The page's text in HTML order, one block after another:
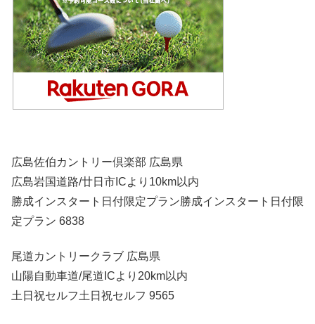
広島佐伯カントリー倶楽部 広島県
広島岩国道路/廿日市ICより10km以内
勝成インスタート日付限定プラン勝成インスタート日付限
定プラン 6838
尾道カントリークラブ 広島県
山陽自動車道/尾道ICより20km以内
土日祝セルフ土日祝セルフ 9565